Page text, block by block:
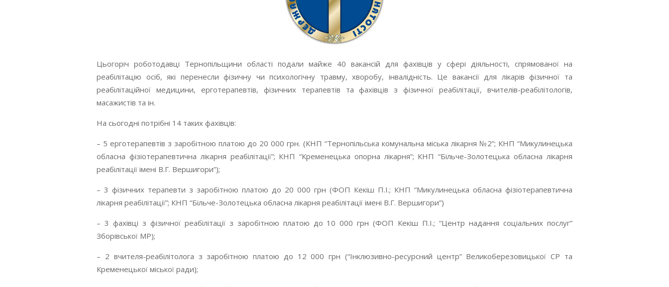
Цьогоріч роботодавці Тернопільщини області подали майже 40 вакансій для фахівців у сфері діяльності, спрямованої на
реабілітацію осіб, які перенесли фізичну чи психологічну травму, хворобу, інвалідність. Це вакансії для лікарів фізичної та
реабілітаційної медицини, ерготерапевтів, фізичних терапевтів та фахівців з фізичної реабілітації, вчителів-реабілітологів,
масажистів та ін.
На сьогодні потрібні 14 таких фахівців:
– 5 ерготерапевтів з заробітною платою до 20 000 грн. (КНП “Тернопільська комунальна міська лікарня №2”; КНП “Микулинецька
обласна фізіотерапевтична лікарня реабілітації”; КНП “Кременецька опорна лікарня”; КНП “Більче-Золотецька обласна лікарня
реабілітації імені В.Г. Вершигори”);
– 3 фізичних терапевти з заробітною платою до 20 000 грн (ФОП Кекіш П.І.; КНП “Микулинецька обласна фізіотерапевтична
лікарня реабілітації”; КНП “Більче-Золотецька обласна лікарня реабілітації імені В.Г. Вершигори”)
– 3 фахівці з фізичної реабілітації з заробітною платою до 10 000 грн (ФОП Кекіш П.І.; “Центр надання соціальних послуг”
Зборівської МР);
– 2 вчителя-реабілітолога з заробітною платою до 12 000 грн (“Інклюзивно-ресурсний центр” Великоберезовицької СР та
Кременецької міської ради);